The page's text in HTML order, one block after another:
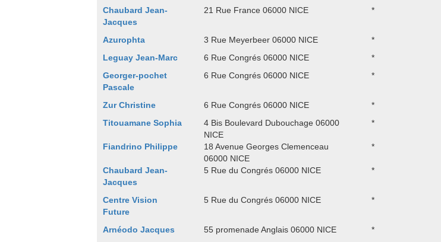
Chaubard Jean-
Jacques
21 Rue France 06000 NICE *
Azurophta 3 Rue Meyerbeer 06000 NICE
*
Leguay Jean-Marc
6 Rue Congrés 06000 NICE
*
Georger-pochet
Pascale
6 Rue Congrés 06000 NICE *
Zur Christine 6 Rue Congrés 06000 NICE
*
Titouamane Sophia
4 Bis Boulevard Dubouchage 06000
NICE
*
Fiandrino Philippe
18 Avenue Georges Clemenceau
06000 NICE
*
Chaubard Jean-
Jacques
5 Rue du Congrés 06000 NICE *
Centre Vision
Future
5 Rue du Congrés 06000 NICE *
Arnéodo Jacques 55 promenade Anglais 06000 NICE
*